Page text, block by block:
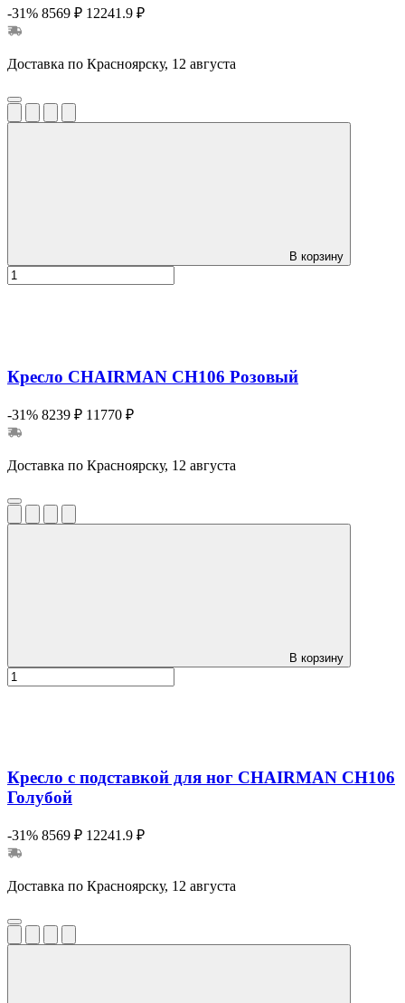
-31% 8569 ₽ 12241.9 ₽
Доставка по Красноярску, 12 августа
В корзину
Кресло CHAIRMAN CH106 Розовый
-31% 8239 ₽ 11770 ₽
Доставка по Красноярску, 12 августа
В корзину
Кресло с подставкой для ног CHAIRMAN CH106
Голубой
-31% 8569 ₽ 12241.9 ₽
Доставка по Красноярску, 12 августа